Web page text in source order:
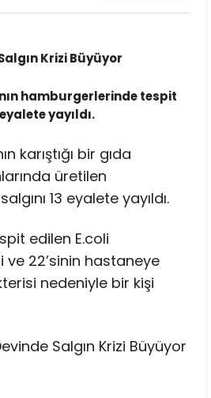
Krizi Büyüyor
hamburgerlerinde tespit
yayıldı.
karıştığı bir gıda
üretilen
13 eyalete yayıldı.
edilen E.coli
ve 22’sinin hastaneye
nedeniyle bir kişi